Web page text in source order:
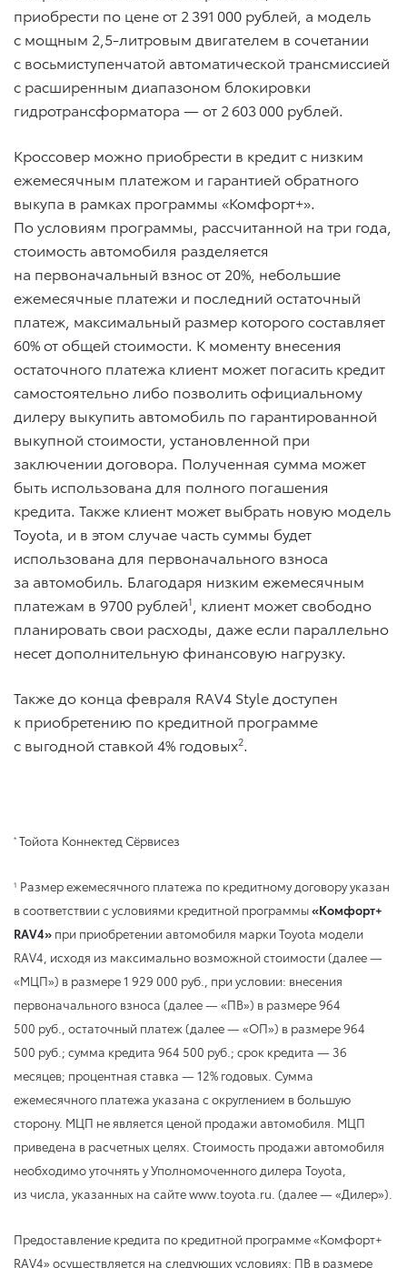
приобрести по цене от 2 391 000 рублей, а модель
с мощным 2,5-литровым двигателем в сочетании
с восьмиступенчатой автоматической трансмиссией
с расширенным диапазоном блокировки
гидротрансформатора — от 2 603 000 рублей.
Кроссовер можно приобрести в кредит с низким
ежемесячным платежом и гарантией обратного
выкупа в рамках программы «Комфорт+».
По условиям программы, рассчитанной на три года,
стоимость автомобиля разделяется
на первоначальный взнос от 20%, небольшие
ежемесячные платежи и последний остаточный
платеж, максимальный размер которого составляет
60% от общей стоимости. К моменту внесения
остаточного платежа клиент может погасить кредит
самостоятельно либо позволить официальному
дилеру выкупить автомобиль по гарантированной
выкупной стоимости, установленной при
заключении договора. Полученная сумма может
быть использована для полного погашения
кредита. Также клиент может выбрать новую модель
Toyota, и в этом случае часть суммы будет
использована для первоначального взноса
за автомобиль. Благодаря низким ежемесячным
платежам в 9700 рублей1
, клиент может свободно
планировать свои расходы, даже если параллельно
несет дополнительную финансовую нагрузку.
Также до конца февраля RAV4 Style доступен
к приобретению по кредитной программе
с выгодной ставкой 4% годовых2.
* Тойота Коннектед Сёрвисез
1 Размер ежемесячного платежа по кредитному договору указан
в соответствии с условиями кредитной программы«Комфорт+
RAV4» при приобретении автомобиля марки Toyota модели
RAV4, исходя из максимально возможной стоимости (далее —
«МЦП») в размере 1 929 000 руб., при условии: внесения
первоначального взноса (далее — «ПВ») в размере 964
500 руб., остаточный платеж (далее — «ОП») в размере 964
500 руб.; сумма кредита 964 500 руб.; срок кредита — 36
месяцев; процентная ставка — 12% годовых. Сумма
ежемесячного платежа указана с округлением в большую
сторону. МЦП не является ценой продажи автомобиля. МЦП
приведена в расчетных целях. Стоимость продажи автомобиля
необходимо уточнять у Уполномоченного дилера Toyota,
из числа, указанных на сайте www.toyota.ru. (далее — «Дилер»).
Предоставление кредита по кредитной программе «Комфорт+
RAV4» осуществляется на следующих условиях: ПВ в размере